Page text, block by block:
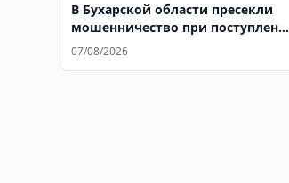
В Бухарской области пресекли
мошенничество при поступлении
в вуз
07/08/2026